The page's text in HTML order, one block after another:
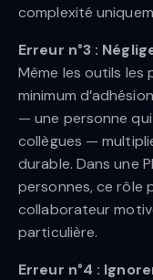
complexité
Erreur n°3 :
Même les outils
minimum
— une personne
collègues —
durable. Dans une
personnes, ce rôle
collaborateur
particulière.
Erreur n°4 :